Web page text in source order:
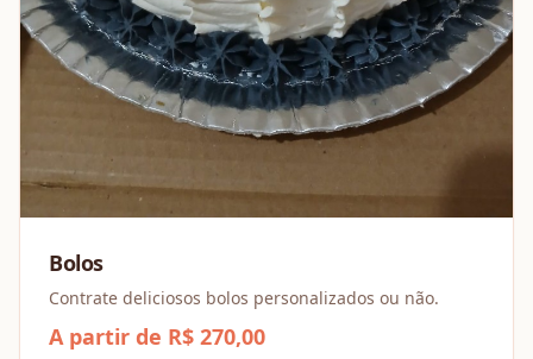
Bolos
Contrate deliciosos bolos personalizados ou não.
A partir de R$ 270,00